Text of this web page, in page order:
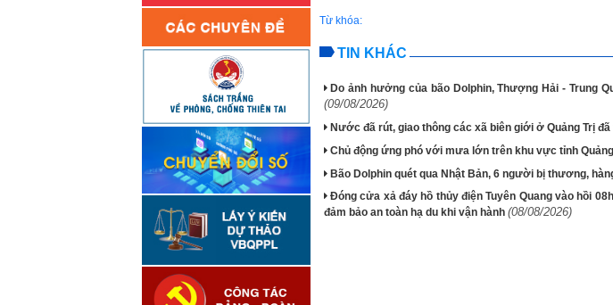
Từ khóa:
TIN KHÁC
Do ảnh hưởng của bão Dolphin, Thượng Hải - Trung
(09/08/2026)
Nước đã rút, giao thông các xã biên giới ở Quảng Trị
Chủ động ứng phó với mưa lớn trên khu vực tỉnh
Bão Dolphin quét qua Nhật Bản, 6 người bị thương,
Đóng cửa xả đáy hồ thủy điện Tuyên Quang vào hồi
đảm bảo an toàn hạ du khi vận hành(08/08/2026)